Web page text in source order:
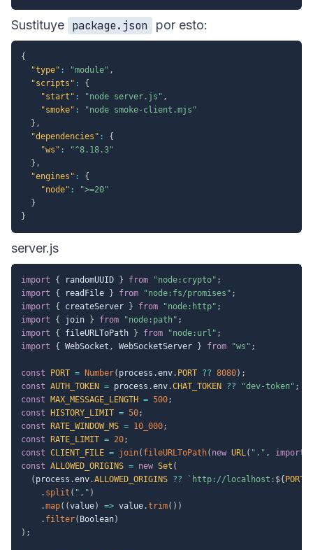
Sustituye package.json por esto:
{
"type" : "module" ,
"scripts" :
{
"start" : "node server.js" ,
"smoke" :
"node smoke-client.mjs"
} ,
"dependencies" :
{
"ws" :
"^8.18.3"
} ,
"engines" :
{
"node" :
">=20"
}
}
server.js
import { randomUUID } from "node:crypto" ;
import
{ readFile } from "node:fs/promises" ;
import
{ createServer } from "node:http" ;
import
{ join } from "node:path" ;
import
{ fileURLToPath } from "node:url" ;
import
{ WebSocket , WebSocketServer } from "ws" ;
const PORT = Number( process .env. PORT ?? 8080) ;
const AUTH_TOKEN = process .env.CHAT_TOKEN ?? "dev-token" ;
const
MAX_MESSAGE_LENGTH = 500;
const
HISTORY_LIMIT = 50;
const
RATE_WINDOW_MS = 10_000;
const
RATE_LIMIT = 20;
const CLIENT_FILE = join( fileURLToPath( new URL( "." , import
const ALLOWED_ORIGINS = new Set (
( process .env.ALLOWED_ORIGINS ?? ` http://localhost: ${ PORT
. split ( "," )
.map( (value) => value.trim( ) )
. filter( Boolean)
) ;